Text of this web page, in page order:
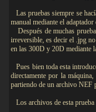
Las pruebas siempre se
manual mediante el
Después de muchas
irreversible, es decir el .jpg
en las 300D y 20D mediante
Pues bien toda esta
directamente por la
partiendo de un archivo NEF
Los archivos de esta